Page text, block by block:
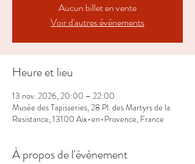
Aucun billet en vente
Voir d'autres événements
Heure et lieu
13 nov. 2026, 20:00 – 22:00
Musée des Tapisseries, 28 Pl. des Martyrs de la
Resistance, 13100 Aix-en-Provence, France
À propos de l'événement